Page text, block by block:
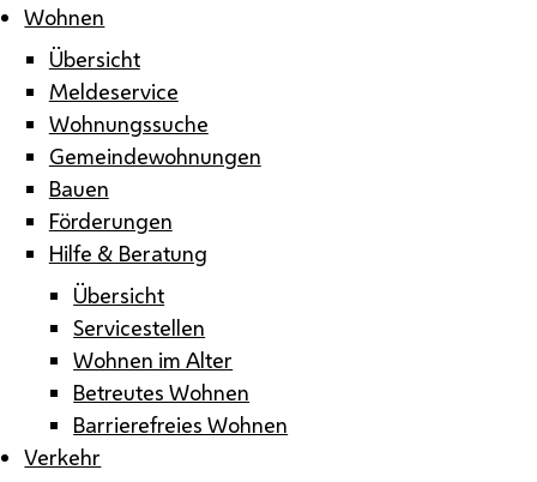
Wohnen
Übersicht
Meldeservice
Wohnungssuche
Gemeindewohnungen
Bauen
Förderungen
Hilfe & Beratung
Übersicht
Servicestellen
Wohnen im Alter
Betreutes Wohnen
Barrierefreies Wohnen
Verkehr